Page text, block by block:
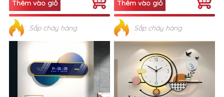
Sắp cháy hàng Sắp cháy hàng